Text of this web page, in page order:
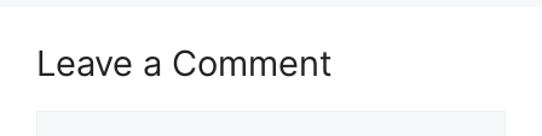
Leave a Comment